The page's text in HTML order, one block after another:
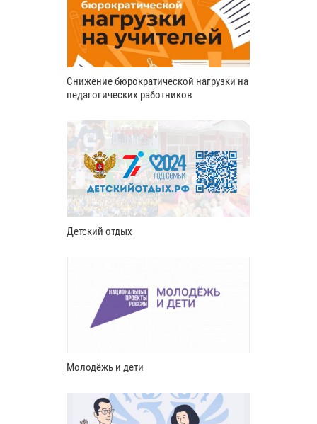
Снижение бюрократической нагрузки на
педагогических работников
Детский отдых
Молодёжь и дети